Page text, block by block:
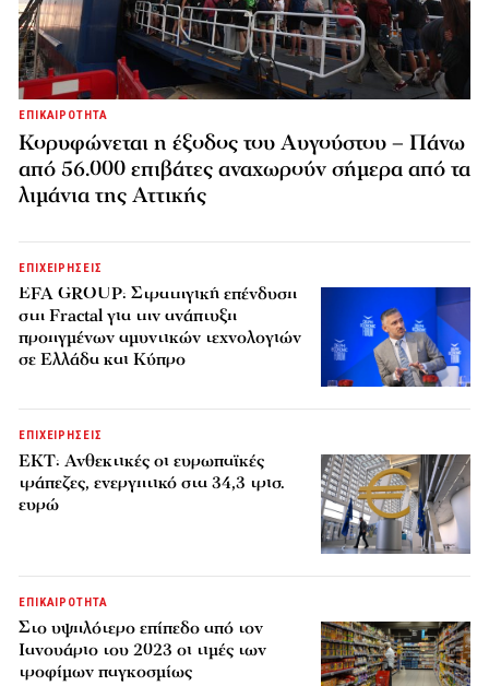
ΕΠΙΚΑΙΡΟΤΗΤΑ
Κορυφώνεται η έξοδος του Αυγούστου – Πάνω
από 56.000 επιβάτες αναχωρούν σήμερα από τα
λιμάνια της Αττικής
ΕΠΙΧΕΙΡΗΣΕΙΣ
EFA GROUP: Στρατηγική επένδυση
στη Fractal για την ανάπτυξη
προηγμένων αμυντικών τεχνολογιών
σε Ελλάδα και Κύπρο
ΕΠΙΧΕΙΡΗΣΕΙΣ
ΕΚΤ: Ανθεκτικές οι ευρωπαϊκές
τράπεζες, ενεργητικό στα 34,3 τρισ.
ευρώ
ΕΠΙΚΑΙΡΟΤΗΤΑ
Στο υψηλότερο επίπεδο από τον
Ιανουάριο του 2023 οι τιμές των
τροφίμων παγκοσμίως